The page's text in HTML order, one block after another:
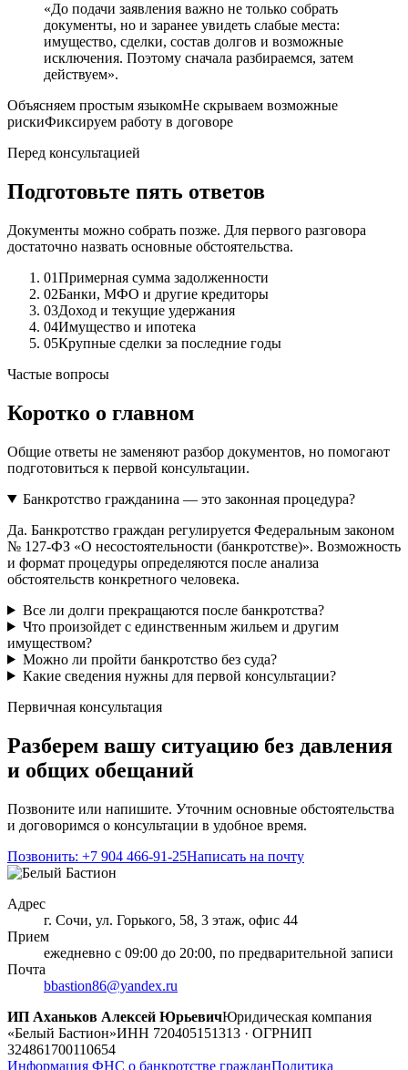
«До подачи заявления важно не только собрать
документы, но и заранее увидеть слабые места:
имущество, сделки, состав долгов и возможные
исключения. Поэтому сначала разбираемся, затем
действуем».
Объясняем простым языкомНе скрываем возможные
рискиФиксируем работу в договоре
Перед консультацией
Подготовьте пять ответов
Документы можно собрать позже. Для первого разговора
достаточно назвать основные обстоятельства.
01Примерная сумма задолженности
02Банки, МФО и другие кредиторы
03Доход и текущие удержания
04Имущество и ипотека
05Крупные сделки за последние годы
Частые вопросы
Коротко о главном
Общие ответы не заменяют разбор документов, но помогают
подготовиться к первой консультации.
Банкротство гражданина — это законная процедура?
Да. Банкротство граждан регулируется Федеральным законом
№ 127-ФЗ «О несостоятельности (банкротстве)». Возможность
и формат процедуры определяются после анализа
обстоятельств конкретного человека.
Все ли долги прекращаются после банкротства?
Что произойдет с единственным жильем и другим
имуществом?
Можно ли пройти банкротство без суда?
Какие сведения нужны для первой консультации?
Первичная консультация
Разберем вашу ситуацию без давления
и общих обещаний
Позвоните или напишите. Уточним основные обстоятельства
и договоримся о консультации в удобное время.
Позвонить: +7 904 466-91-25Написать на почту
Адрес
г. Сочи, ул. Горького, 58, 3 этаж, офис 44
Прием
ежедневно с 09:00 до 20:00, по предварительной записи
Почта
bbastion86@yandex.ru
ИП Аханьков Алексей ЮрьевичЮридическая компания
«Белый Бастион»ИНН 720405151313 · ОГРНИП
324861700110654
Информация ФНС о банкротстве гражданПолитика